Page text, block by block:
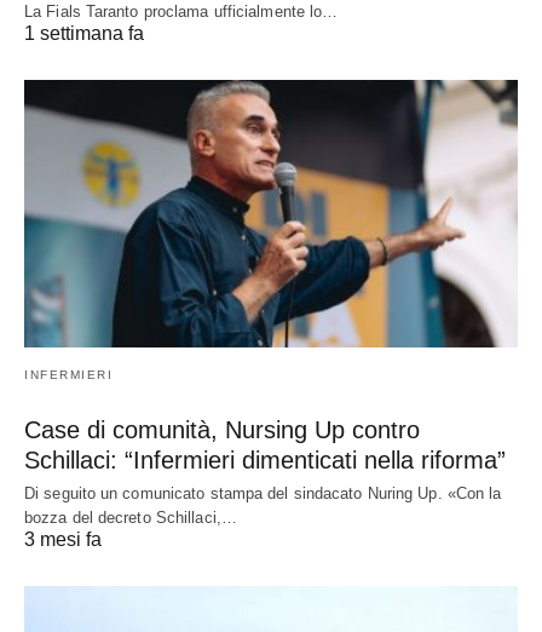
La Fials Taranto proclama ufficialmente lo…
1 settimana fa
INFERMIERI
Case di comunità, Nursing Up contro
Schillaci: “Infermieri dimenticati nella riforma”
Di seguito un comunicato stampa del sindacato Nuring Up. «Con la
bozza del decreto Schillaci,…
3 mesi fa